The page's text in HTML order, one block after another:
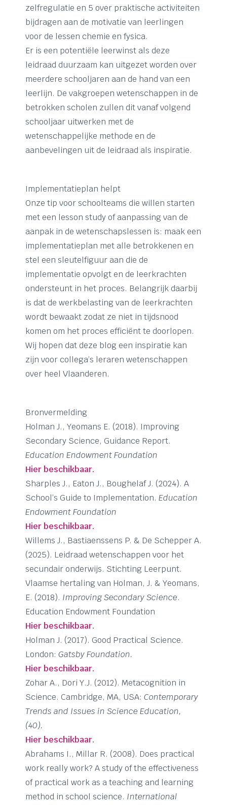
zelfregulatie en 5 over praktische activiteiten
bijdragen aan de motivatie van leerlingen
voor de lessen chemie en fysica.
Er is een potentiële leerwinst als deze
leidraad duurzaam kan uitgezet worden over
meerdere schooljaren aan de hand van een
leerlijn. De vakgroepen wetenschappen in de
betrokken scholen zullen dit vanaf volgend
schooljaar uitwerken met de
wetenschappelijke methode en de
aanbevelingen uit de leidraad als inspiratie.
Implementatieplan helpt
Onze tip voor schoolteams die willen starten
met een lesson study of aanpassing van de
aanpak in de wetenschapslessen is: maak een
implementatieplan met alle betrokkenen en
stel een sleutelfiguur aan die de
implementatie opvolgt en de leerkrachten
ondersteunt in het proces. Belangrijk daarbij
is dat de werkbelasting van de leerkrachten
wordt bewaakt zodat ze niet in tijdsnood
komen om het proces efficiënt te doorlopen.
Wij hopen dat deze blog een inspiratie kan
zijn voor collega’s leraren wetenschappen
over heel Vlaanderen.
Bronvermelding
Holman J., Yeomans E. (2018). Improving
Secondary Science, Guidance Report.
Education Endowment Foundation
Hier beschikbaar.
Sharples J., Eaton J., Boughelaf J. (2024). A
School’s Guide to Implementation. Education
Endowment Foundation
Hier beschikbaar.
Willems J., Bastiaenssens P. & De Schepper A.
(2025). Leidraad wetenschappen voor het
secundair onderwijs. Stichting Leerpunt.
Vlaamse hertaling van Holman, J. & Yeomans,
E. (2018). Improving Secondary Science.
Education Endowment Foundation
Hier beschikbaar.
Holman J. (2017). Good Practical Science.
London: Gatsby Foundation.
Hier beschikbaar.
Zohar A., Dori Y.J. (2012). Metacognition in
Science. Cambridge, MA, USA: Contemporary
Trends and Issues in Science Education,
(40).
Hier beschikbaar.
Abrahams I., Millar R. (2008). Does practical
work really work? A study of the effectiveness
of practical work as a teaching and learning
method in school science. International